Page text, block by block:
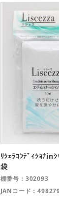
ﾘｼｪﾗｺﾝﾃﾞｨｼｮﾅin
袋
棚番号：302093
JANコード：